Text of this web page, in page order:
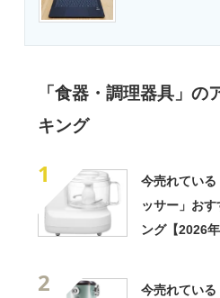
「食器・調理器具」の
キング
1
今売れている
ッサー」お
ング【2026年
2
今売れている